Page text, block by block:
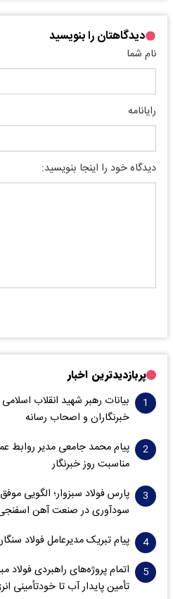
دیدگاهتان را بنویسید
نام شما
رایانامه
دیدگاه خود را اینجا بنویسید:
پربازدیدترین اخبار
بیانات رهبر شهید انقلاب
خبرنگاران و اصحاب رسانه
پیام محمد جامعی مدیر روابط
مناسبت روز خبرنگار
پارس فولاد سبزوار؛ الگویی
سود‌آوری در صنعت آهن
پیام تبریک مدیرعامل فولاد
تأمین پایدار آب تا خودتأمینی